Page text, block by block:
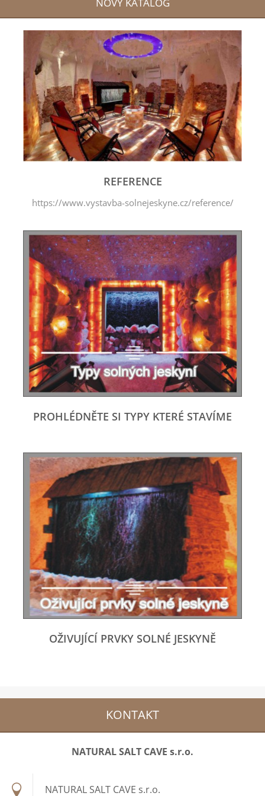
REFERENCE
https://www.vystavba-solnejeskyne.cz/reference/
PROHLÉDNĚTE SI TYPY KTERÉ STAVÍME
OŽIVUJÍCÍ PRVKY SOLNÉ JESKYNĚ
KONTAKT
NATURAL SALT CAVE s.r.o.
NATURAL SALT CAVE s.r.o.